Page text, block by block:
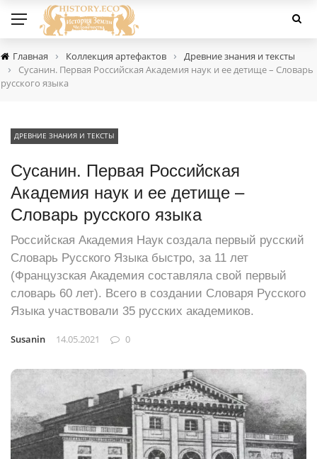
Главная › Коллекция артефактов › Древние знания и тексты
›
Сусанин. Первая Российская Академия наук и ее детище – Словарь
русского языка
ДРЕВНИЕ ЗНАНИЯ И ТЕКСТЫ
Сусанин. Первая Российская
Академия наук и ее детище –
Словарь русского языка
Российская Академия Наук создала первый русский
Словарь Русского Языка быстро, за 11 лет
(Французская Академия составляла свой первый
словарь 60 лет). Всего в создании Словаря Русского
Языка участвовали 35 русских академиков.
Susanin 14.05.2021 0